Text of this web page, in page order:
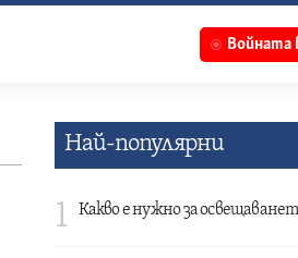
Войната
Най-популярни
1 Какво е нужно за